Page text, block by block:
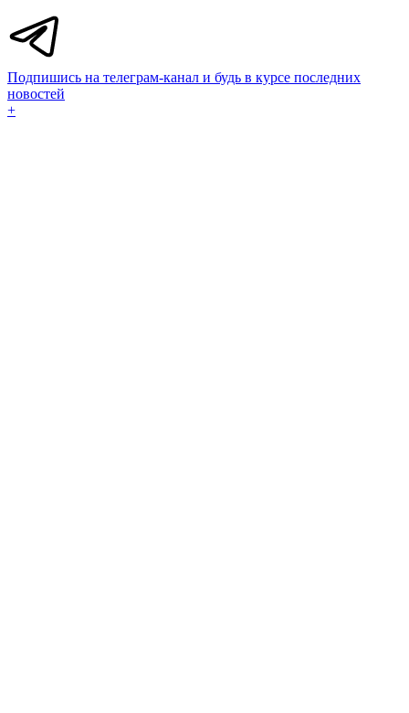
Подпишись на телеграм-канал и будь в курсе последних
новостей
+